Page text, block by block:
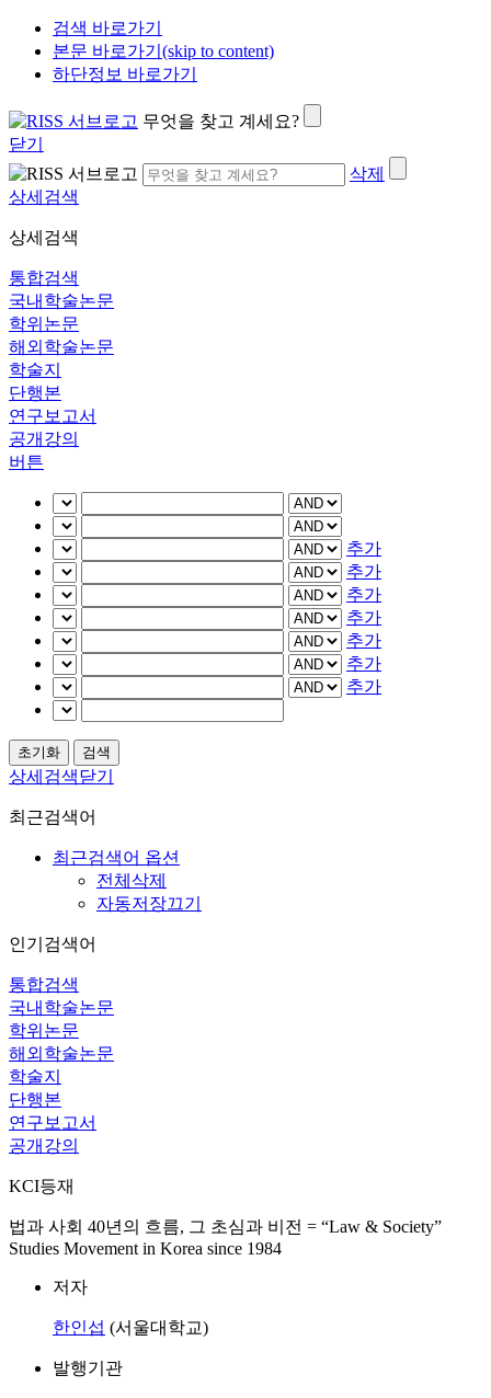
검색 바로가기
본문 바로가기(skip to content)
하단정보 바로가기
무엇을 찾고 계세요?
닫기
삭제
상세검색
상세검색
통합검색
국내학술논문
학위논문
해외학술논문
학술지
단행본
연구보고서
공개강의
버튼
추가
추가
추가
추가
추가
추가
추가
상세검색닫기
최근검색어
최근검색어 옵션
전체삭제
자동저장끄기
인기검색어
통합검색
국내학술논문
학위논문
해외학술논문
학술지
단행본
연구보고서
공개강의
KCI등재
법과 사회 40년의 흐름, 그 초심과 비전 = “Law & Society”
Studies Movement in Korea since 1984
저자
한인섭 (서울대학교)
발행기관